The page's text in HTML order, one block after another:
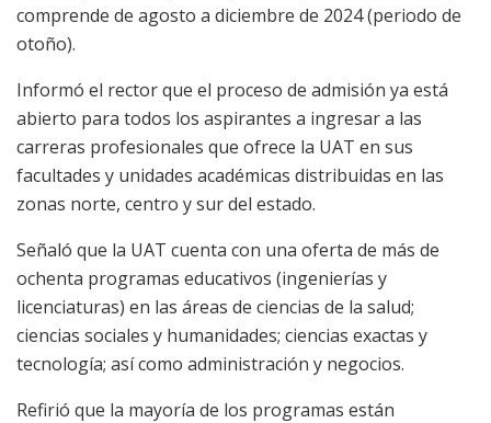
comprende de agosto a diciembre de 2024 (periodo de
otoño).
​Informó el rector que el proceso de admisión ya está
abierto para todos los aspirantes a ingresar a las
carreras profesionales que ofrece la UAT en sus
facultades y unidades académicas distribuidas en las
zonas norte, centro y sur del estado.
Señaló que la UAT cuenta con una oferta de más de
ochenta programas educativos (ingenierías y
licenciaturas) en las áreas de ciencias de la salud;
ciencias sociales y humanidades; ciencias exactas y
tecnología; así como administración y negocios.
Refirió que la mayoría de los programas están